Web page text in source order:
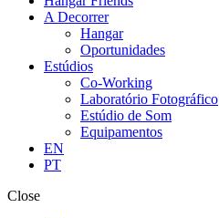
A Decorrer
Hangar
Oportunidades
Estúdios
Co-Working
Laboratório Fotográfico
Estúdio de Som
Equipamentos
EN
PT
Close